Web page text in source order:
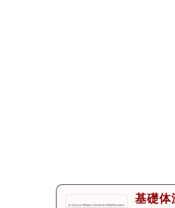
基礎体